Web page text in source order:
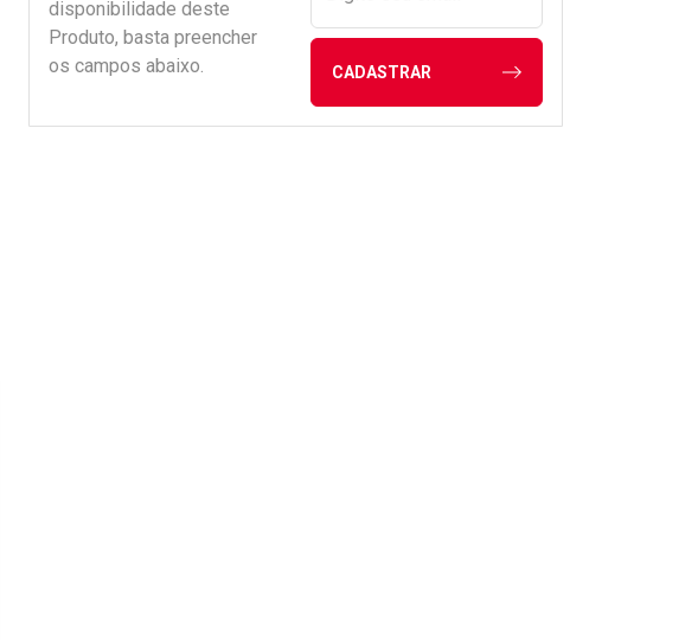
disponibilidade deste
Produto, basta preencher
os campos abaixo.
CADASTRAR